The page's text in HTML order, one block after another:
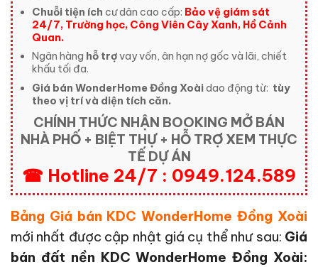
Chuỗi tiện ích cư dân cao cấp: Bảo vệ giám sát
24/7, Trường học, Công Viên Cây Xanh, Hồ Cảnh
Quan.
Ngân hàng hỗ trợvay vốn, ân hạn nợ gốc và lãi, chiết
khấu tối đa.
Giá bán WonderHome Đồng Xoàidao động từ: tùy
theo vị trí và diện tích căn.
CHÍNH THỨC NHẬN BOOKING MỞ BÁN
NHÀ PHỐ + BIỆT THỰ + HỖ TRỢ XEM THỰC
TẾ DỰ ÁN
☎ Hotline 24/7 : 0949.124.589
Bảng Giá bán KDC WonderHome Đồng Xoài
mới nhất được cập nhật giá cụ thể như sau: Giá
bán đất nền KDC WonderHome Đồng Xoài: